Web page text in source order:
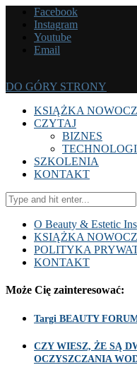
Facebook
Instagram
Youtube
Email
DO GÓRY STRONY
KSIĄŻKA
CZYTAJ
BIZNES
SZKOLENIA
KONTAKT
O Beauty & Estetic
KSIĄŻKA
POLITYKA
KONTAKT
Może Cię zainteresować:
Targi BEAUTY
CZY WIESZ, ŻE SĄ
OCZYSZCZANIA